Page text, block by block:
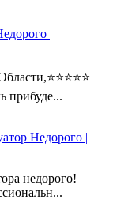
|
прибуде...
Недорого |
недорого!